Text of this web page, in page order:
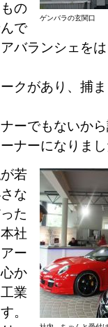
ゲンバラの玄関口
の
で
バランシェを
クがあり、捕
ーでもないか
ナーになりま
若
な
た
社
ー
か
業
。